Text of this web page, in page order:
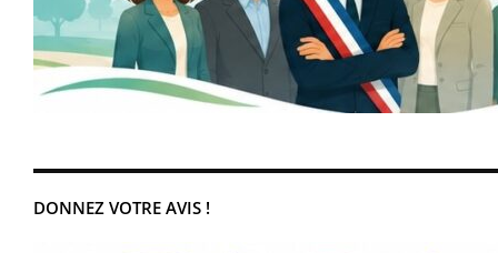
DONNEZ VOTRE AVIS !